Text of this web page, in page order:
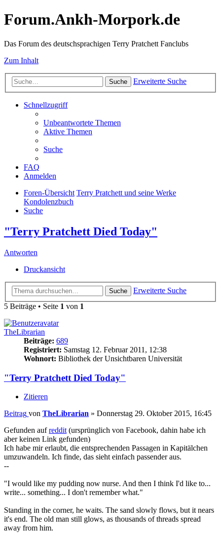
Forum.Ankh-Morpork.de
Das Forum des deutschsprachigen Terry Pratchett Fanclubs
Zum Inhalt
Suche Erweiterte Suche
Schnellzugriff
Unbeantwortete Themen
Aktive Themen
Suche
FAQ
Anmelden
Foren-Übersicht Terry Pratchett und seine Werke
Kondolenzbuch
Suche
"Terry Pratchett Died Today"
Antworten
Druckansicht
Suche
Erweiterte Suche
5 Beiträge • Seite 1 von 1
TheLibrarian
Beiträge: 689
Registriert: Samstag 12. Februar 2011, 12:38
Wohnort: Bibliothek der Unsichtbaren Universität
"Terry Pratchett Died Today"
Zitieren
Beitrag von TheLibrarian » Donnerstag 29. Oktober 2015, 16:45
Gefunden aufreddit (ursprünglich von Facebook, dahin habe ich
aber keinen Link gefunden)
Ich habe mir erlaubt, die entsprechenden Passagen in Kapitälchen
umzuwandeln. Ich finde, das sieht einfach passender aus.
--
"I would like my pudding now nurse. And then I think I'd like to...
write... something... I don't remember what."
Standing in the corner, he waits. The sand slowly flows, but it nears
it's end. The old man still glows, as thousands of threads spread
away from him.